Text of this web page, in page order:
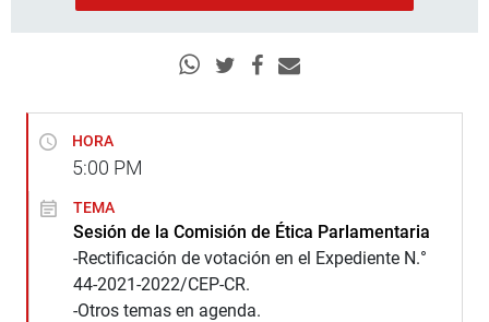
HORA
5:00 PM
TEMA
Sesión de la Comisión de Ética Parlamentaria
-Rectificación de votación en el Expediente N.°
44-2021-2022/CEP-CR.
-Otros temas en agenda.